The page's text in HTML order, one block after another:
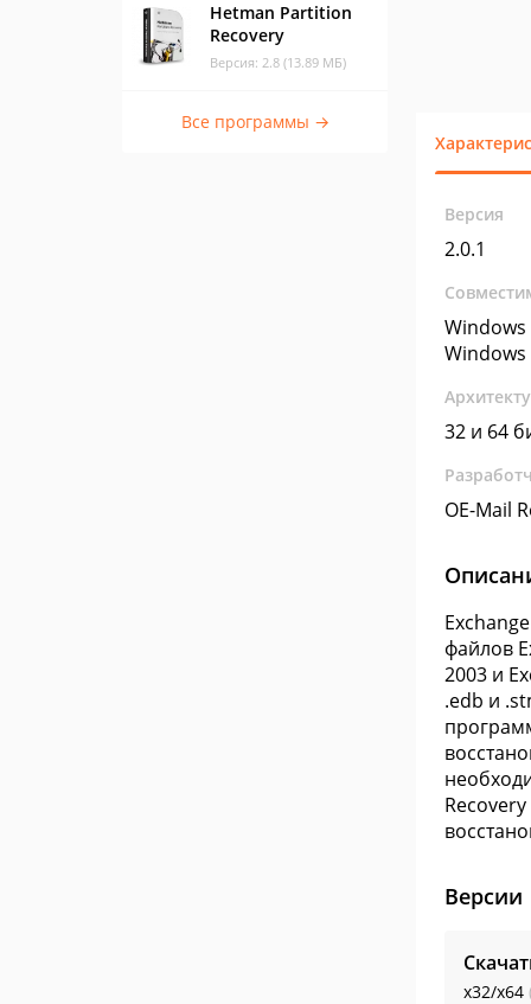
Hetman Partition
Recovery
Версия: 2.8 (13.89 МБ)
Все программы →
Версия
2.0.1
Windows
Windows
32 и 64
OE-Mail
файлов
2003 и
.edb и
Версии
x32/x64